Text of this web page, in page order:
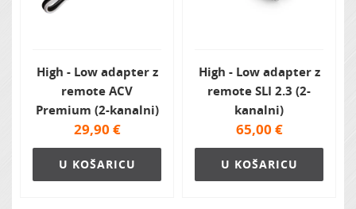
High - Low adapter z
remote ACV
Premium (2-kanalni)
29,90 €
U KOŠARICU
High - Low adapter z
remote SLI 2.3 (2-
kanalni)
65,00 €
U KOŠARICU